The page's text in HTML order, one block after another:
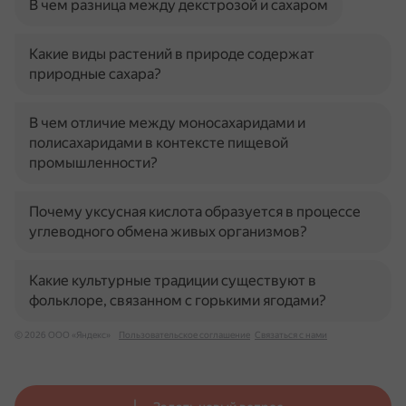
В чем разница между декстрозой и сахаром
Какие виды растений в природе содержат
природные сахара?
В чем отличие между моносахаридами и
полисахаридами в контексте пищевой
промышленности?
Почему уксусная кислота образуется в процессе
углеводного обмена живых организмов?
Какие культурные традиции существуют в
фольклоре, связанном с горькими ягодами?
© 2026 ООО «Яндекс» Пользовательское соглашение Связаться с нами